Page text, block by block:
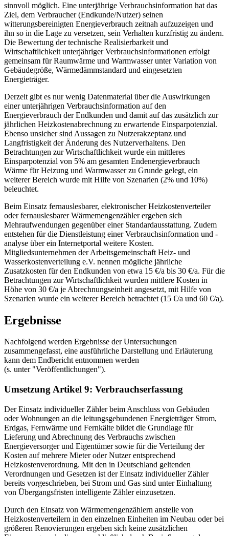
sinnvoll möglich. Eine unterjährige Verbrauchsinformation hat das
Ziel, dem Verbraucher (Endkunde/Nutzer) seinen
witterungsbereinigten Energieverbrauch zeitnah aufzuzeigen und
ihn so in die Lage zu versetzen, sein Verhalten kurzfristig zu ändern.
Die Bewertung der technische Realisierbarkeit und
Wirtschaftlichkeit unterjähriger Verbrauchsinformationen erfolgt
gemeinsam für Raumwärme und Warmwasser unter Variation von
Gebäudegröße, Wärmedämmstandard und eingesetzten
Energieträger.
Derzeit gibt es nur wenig Datenmaterial über die Auswirkungen
einer unterjährigen Verbrauchsinformation auf den
Energieverbrauch der Endkunden und damit auf das zusätzlich zur
jährlichen Heizkostenabrechnung zu erwartende Einsparpotenzial.
Ebenso unsicher sind Aussagen zu Nutzerakzeptanz und
Langfristigkeit der Änderung des Nutzerverhaltens. Den
Betrachtungen zur Wirtschaftlichkeit wurde ein mittleres
Einsparpotenzial von 5% am gesamten Endenergieverbrauch
Wärme für Heizung und Warmwasser zu Grunde gelegt, ein
weiterer Bereich wurde mit Hilfe von Szenarien (2% und 10%)
beleuchtet.
Beim Einsatz fernauslesbarer, elektronischer Heizkostenverteiler
oder fernauslesbarer Wärmemengenzähler ergeben sich
Mehraufwendungen gegenüber einer Standardausstattung. Zudem
entstehen für die Dienstleistung einer Verbrauchsinformation und -
analyse über ein Internetportal weitere Kosten.
Mitgliedsunternehmen der Arbeitsgemeinschaft Heiz- und
Wasserkostenverteilung e.V. nennen mögliche jährliche
Zusatzkosten für den Endkunden von etwa 15 €/a bis 30 €/a. Für die
Betrachtungen zur Wirtschaftlichkeit wurden mittlere Kosten in
Höhe von 30 €/a je Abrechnungseinheit angesetzt, mit Hilfe von
Szenarien wurde ein weiterer Bereich betrachtet (15 €/a und 60 €/a).
Ergebnisse
Nachfolgend werden Ergebnisse der Untersuchungen
zusammengefasst, eine ausführliche Darstellung und Erläuterung
kann dem Endbericht entnommen werden
(s. unter "Veröffentlichungen").
Umsetzung Artikel 9: Verbrauchserfassung
Der Einsatz individueller Zähler beim Anschluss von Gebäuden
oder Wohnungen an die leitungsgebundenen Energieträger Strom,
Erdgas, Fernwärme und Fernkälte bildet die Grundlage für
Lieferung und Abrechnung des Verbrauchs zwischen
Energieversorger und Eigentümer sowie für die Verteilung der
Kosten auf mehrere Mieter oder Nutzer entsprechend
Heizkostenverordnung. Mit den in Deutschland geltenden
Verordnungen und Gesetzen ist der Einsatz individueller Zähler
bereits vorgeschrieben, bei Strom und Gas sind unter Einhaltung
von Übergangsfristen intelligente Zähler einzusetzen.
Durch den Einsatz von Wärmemengenzählern anstelle von
Heizkostenverteilern in den einzelnen Einheiten im Neubau oder bei
größeren Renovierungen ergeben sich keine zusätzlichen